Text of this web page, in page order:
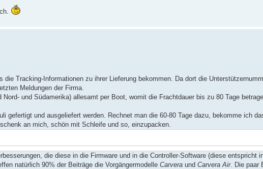
die Tracking-Informationen zu ihrer Lieferung bekommen. Da dort die
Meldungen der Firma.
und Südamerika) allesamt per Boot, womit die Frachtdauer bis zu 80 Tage
gefertigt und ausgeliefert werden. Rechnet man die 60-80 Tage dazu, bekomme ich
an mich, schön mit Schleife und so, einzupacken.
die diese in die Firmware und in die Controller-Software (diese entspricht
natürlich 90% der Beiträge die Vorgängermodelle Carvera und Carvera Air. Die paar